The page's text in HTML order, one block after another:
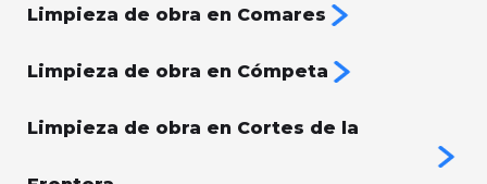
Limpieza de obra en Comares
Limpieza de obra en Cómpeta
Limpieza de obra en Cortes de la